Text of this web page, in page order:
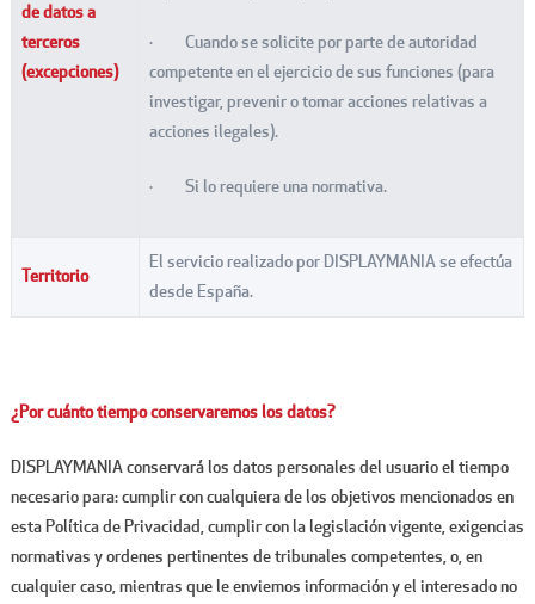
de datos a
terceros
(excepciones)
· Cuando se solicite por parte de autoridad
competente en el ejercicio de sus funciones (para
investigar, prevenir o tomar acciones relativas a
acciones ilegales).
· Si lo requiere una normativa.
Territorio
El servicio realizado por DISPLAYMANIA se efectúa
desde España.
¿Por cuánto tiempo conservaremos los datos?
DISPLAYMANIA conservará los datos personales del usuario el tiempo
necesario para: cumplir con cualquiera de los objetivos mencionados en
esta Política de Privacidad, cumplir con la legislación vigente, exigencias
normativas y ordenes pertinentes de tribunales competentes, o, en
cualquier caso, mientras que le enviemos información y el interesado no